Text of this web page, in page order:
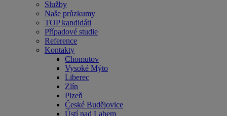
Služby
Naše průzkumy
TOP kandidáti
Případové studie
Reference
Kontakty
Chomutov
Vysoké Mýto
Liberec
Zlín
Plzeň
České Budějovice
Ústí nad Labem